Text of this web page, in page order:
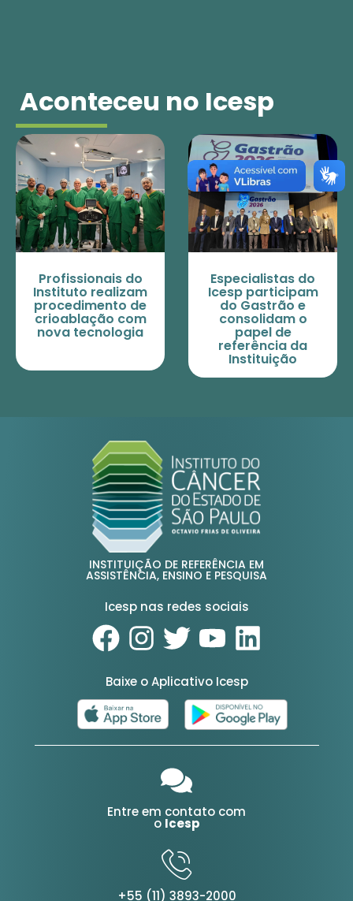
Aconteceu no Icesp
Profissionais do
Instituto realizam
procedimento de
crioablação com
nova tecnologia
Especialistas do
Icesp participam
do Gastrão e
consolidam o
papel de
referência da
Instituição
INSTITUIÇÃO DE REFERÊNCIA EM
ASSISTÊNCIA, ENSINO E PESQUISA
Icesp nas redes sociais
Baixe o Aplicativo Icesp
Entre em contato com
o Icesp
+55 (11) 3893-2000